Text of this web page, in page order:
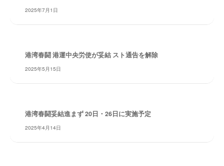
イ
2025年7月1日
港湾春闘 港運中央労使が妥結 スト通告を解除
2025年5月15日
港湾春闘妥結進まず 20日・26日に実施予定
2025年4月14日